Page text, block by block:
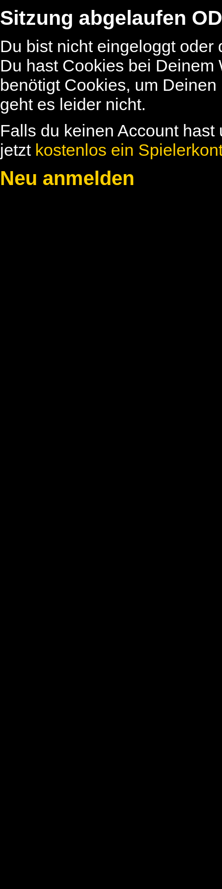
Sitzung abgelaufen
Du bist nicht eingeloggt
Du hast Cookies bei
benötigt Cookies, um
geht es leider nicht.
Falls du keinen Account
jetzt kostenlos ein
Neu anmelden